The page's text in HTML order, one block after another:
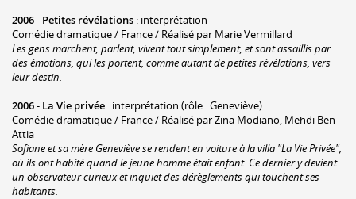
2006- Petites révélations : interprétation
Comédie dramatique / France / Réalisé par Marie Vermillard
Les gens marchent, parlent, vivent tout simplement, et sont assaillis par
des émotions, qui les portent, comme autant de petites révélations, vers
leur destin.
2006- La Vie privée : interprétation (rôle : Geneviève)
Comédie dramatique / France / Réalisé par Zina Modiano, Mehdi Ben
Attia
Sofiane et sa mère Geneviève se rendent en voiture à la villa "La Vie Privée",
où ils ont habité quand le jeune homme était enfant. Ce dernier y devient
un observateur curieux et inquiet des dérèglements qui touchent ses
habitants.